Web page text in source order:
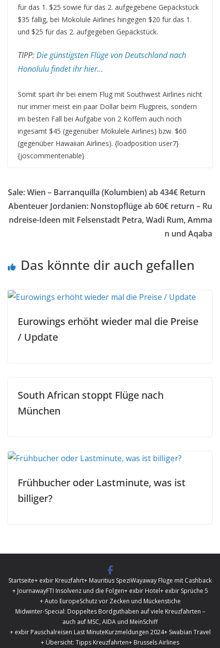
für das 1. $25 sowie für das 2. aufgegebene Gepäckstück
$35 fällig, bei Mokolule Airlines hingegen $20 für das 1.
und $25 für das 2. aufgegeben Gepäckstück.
TIPP:Die günstigsten Flüge von Deutschland nach
Honolulu findet ihr hier…
Somit spart ihr bei einem Flug mit Southwest Airlines nicht
nur immer meist ein paar Dollar beim Flugpreis, sondern
im besten Fall bei Aufgabe von 2 Koffern auch noch
ingesamt $45 (gegenüber Mokulele Airlines) bzw. $60
(gegenüber Hawaiian Airlines). {loadposition user7}
{joscommentenable}
Sale: Wien – Barranquilla (Kolumbien) ab 434€ Return
Abenteuer Jordanien: Nonstopflüge ab 60€ return – Ru
ndreise-Ideen mit Felsenstadt Petra, Wadi Rum, Amma
n und Aqaba
Das könnte dir auch gefallen
Eurowings erhöht wieder mal die Preise
/ Update
South African stoppt Flüge nach
München
Frühbucher oder Lastminute, was ist
billiger?
Startseite+ exbir Kreuzfahrt+ Mauritius SpeziWayaway Flüge mit Cashback
+ JournawayFTI Insolvenz und die Folgen+ exbir Hotel+ exbir Sprüche 5
+ Auto EuropeSchutz vor Zecken und Mückenstiche
Midwinter-Special: Doppeltes Bordguthaben auf viele Kreuzfahrten –
auch auf MSC, AIDA und MeinSchiff
+ exbir Pauschalreisen Last MinuteKurzmeldungen 2024+ Swabian Travel
+ Übersicht: Tipps Kreuzfahrten+ Brussels Airlines